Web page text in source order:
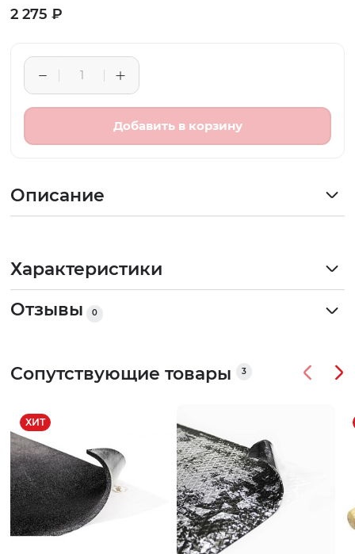
2 275 ₽
Добавить в корзину
Описание
Характеристики
Отзывы
0
Сопутствующие товары 3
ХИТ